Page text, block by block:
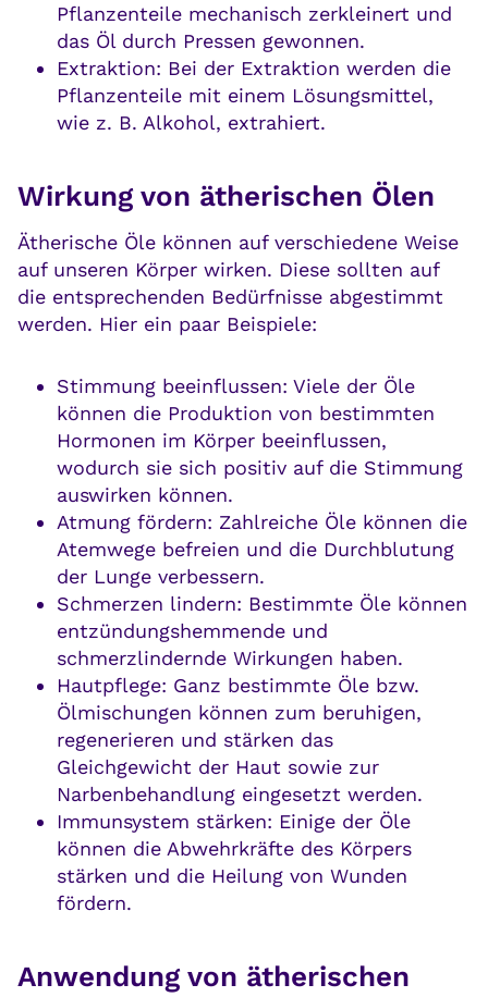
Pflanzenteile mechanisch zerkleinert und
das Öl durch Pressen gewonnen.
Extraktion: Bei der Extraktion werden die
Pflanzenteile mit einem Lösungsmittel,
wie z. B. Alkohol, extrahiert.
Wirkung von ätherischen Ölen
Ätherische Öle können auf verschiedene Weise
auf unseren Körper wirken. Diese sollten auf
die entsprechenden Bedürfnisse abgestimmt
werden. Hier ein paar Beispiele:
Stimmung beeinflussen: Viele der Öle
können die Produktion von bestimmten
Hormonen im Körper beeinflussen,
wodurch sie sich positiv auf die Stimmung
auswirken können.
Atmung fördern: Zahlreiche Öle können die
Atemwege befreien und die Durchblutung
der Lunge verbessern.
Schmerzen lindern: Bestimmte Öle können
entzündungshemmende und
schmerzlindernde Wirkungen haben.
Hautpflege: Ganz bestimmte Öle bzw.
Ölmischungen können zum beruhigen,
regenerieren und stärken das
Gleichgewicht der Haut sowie zur
Narbenbehandlung eingesetzt werden.
Immunsystem stärken: Einige der Öle
können die Abwehrkräfte des Körpers
stärken und die Heilung von Wunden
fördern.
Anwendung von ätherischen